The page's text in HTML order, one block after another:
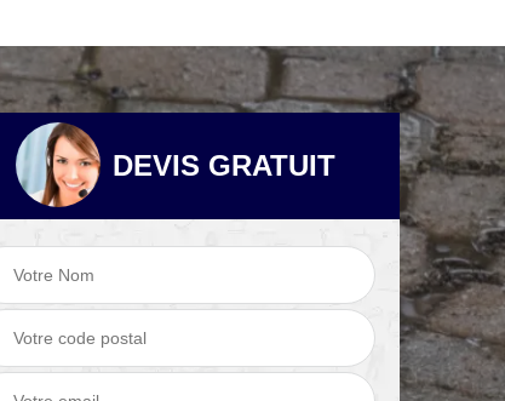
Démoussage de
toiture 38
Nettoyage de
terrasse 38
DEVIS GRATUIT